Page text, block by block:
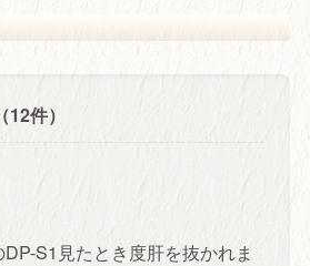
（12件）
S1見たとき度肝を抜かれま